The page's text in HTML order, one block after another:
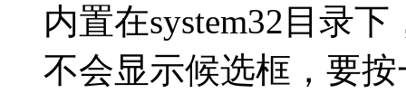
内置在system32目录
不会显示候选框，要